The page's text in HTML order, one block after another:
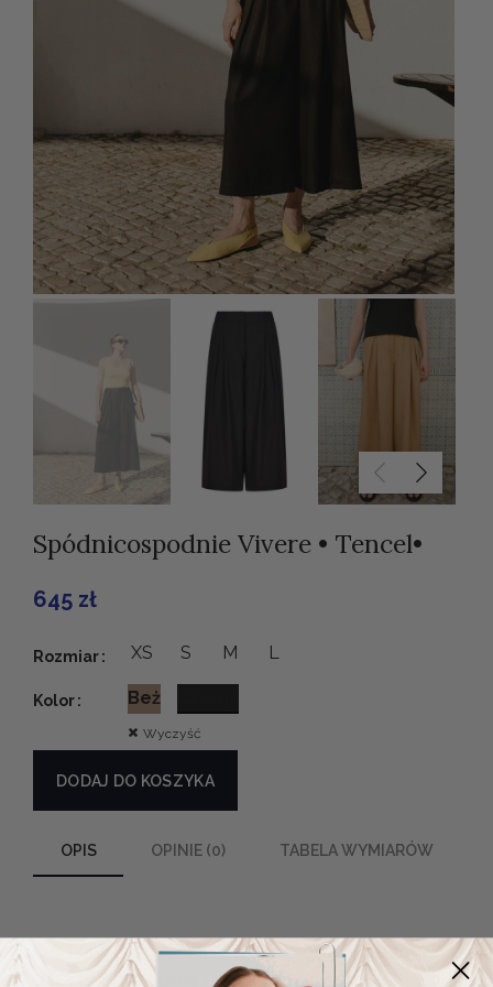
Spódnicospodnie Vivere • Tencel•
645 zł
Rozmiar XS S M L
Kolor Beż
Wyczyść
DODAJ DO KOSZYKA
Alternative:
OPIS OPINIE (0) TABELA WYMIARÓW
GOTOWE DO WYSYŁKI.Ten model jest już
uszyty. Pakujemy i wysyłamy w ciągu 2-4 dni